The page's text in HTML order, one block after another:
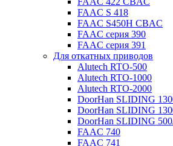
FAAC S 418
FAAC S450H CBAC
FAAC серия 390
FAAC серия 391
Для откатных приводов
Alutech RTO-500
Alutech RTO-1000
Alutech RTO-2000
DoorHan SLIDING
DoorHan SLIDING
DoorHan SLIDING
FAAC 740
FAAC 741